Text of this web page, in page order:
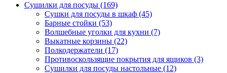
Сушилки для посуды (169)
Сушки для посуды в шкаф (45)
Барные стойки (53)
Волшебные уголки для кухни (7)
Выкатные корзины (22)
Полкодержатели (17)
Противоскользящие покрытия для ящиков (3)
Сушилки для посуды настольные (12)